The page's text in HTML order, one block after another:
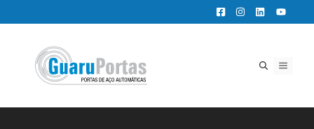
para
conteúdo
MENU